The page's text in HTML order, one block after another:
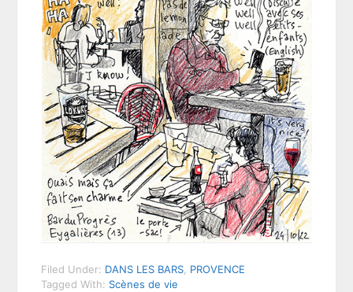
Filed Under: DANS LES BARS, PROVENCE
Tagged With: Scènes de vie